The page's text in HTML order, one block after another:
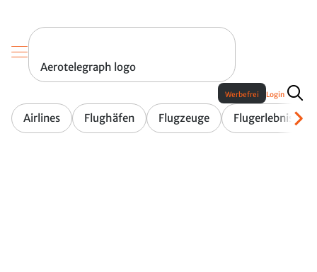
Aerotelegraph logo
Airlines Flughäfen Flugzeuge Flugerlebnis
Werbefrei Login